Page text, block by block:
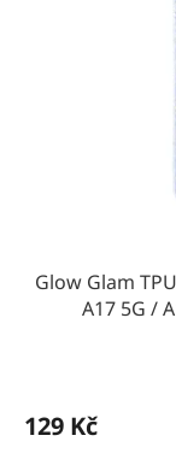
Glow Glam
A17 5G /
129 Kč